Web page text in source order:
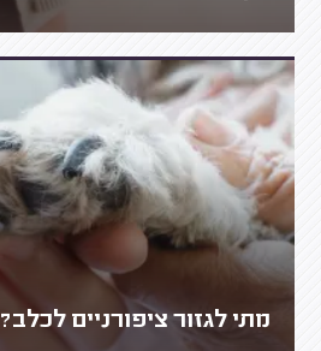
מתי לגזור ציפורניים לכלב?